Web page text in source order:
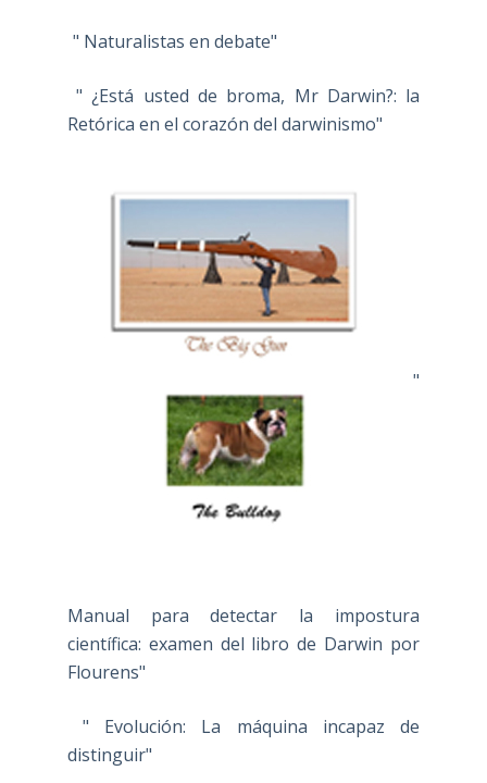
" Naturalistas en debate"
" ¿Está usted de broma, Mr Darwin?: la
Retórica en el corazón del darwinismo"
"
Manual para detectar la impostura
científica: examen del libro de Darwin por
Flourens"
" Evolución: La máquina incapaz de
distinguir"